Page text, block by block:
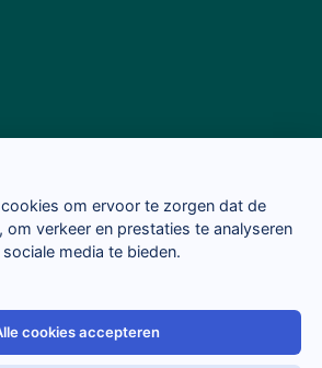
om ervoor te zorgen dat de
verkeer en prestaties te analyseren
media te bieden.
cookies accepteren